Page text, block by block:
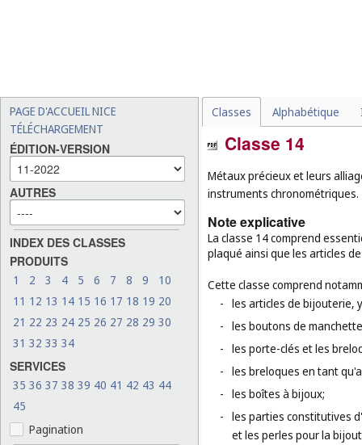
PAGE D'ACCUEIL NICE
TÉLÉCHARGEMENT
ÉDITION-VERSION
AUTRES
INDEX DES CLASSES
PRODUITS
1 2 3 4 5 6 7 8 9
10
11 12 13 14 15 16 17 18 19 20
21 22 23 24 25 26 27 28 29 30
31 32 33 34
SERVICES
35 36 37 38 39 40 41 42 43 44
45
Pagination
Classes Alphabétique
Classe 14
Métaux précieux et leurs
instruments chronométriques.
Note explicative
La classe 14 comprend
plaqué ainsi que les articles
Cette classe comprend
- les articles de bijouterie,
- les boutons de
- les porte-clés et les
- les breloques en tant
- les boîtes à bijoux;
- les parties constitutives
et les perles pour la